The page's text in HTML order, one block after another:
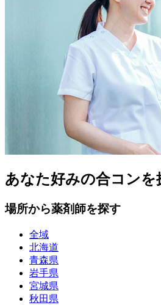
あなた好みの合コンを
場所から薬剤師を探す
全域
北海道
青森県
岩手県
宮城県
秋田県